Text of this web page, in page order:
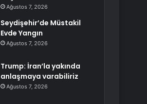
Ağustos 7, 2026
Seydişehir’de Müstakil
Evde Yangın
Ağustos 7, 2026
Trump: İran’la yakında
anlaşmaya varabiliriz
Ağustos 7, 2026